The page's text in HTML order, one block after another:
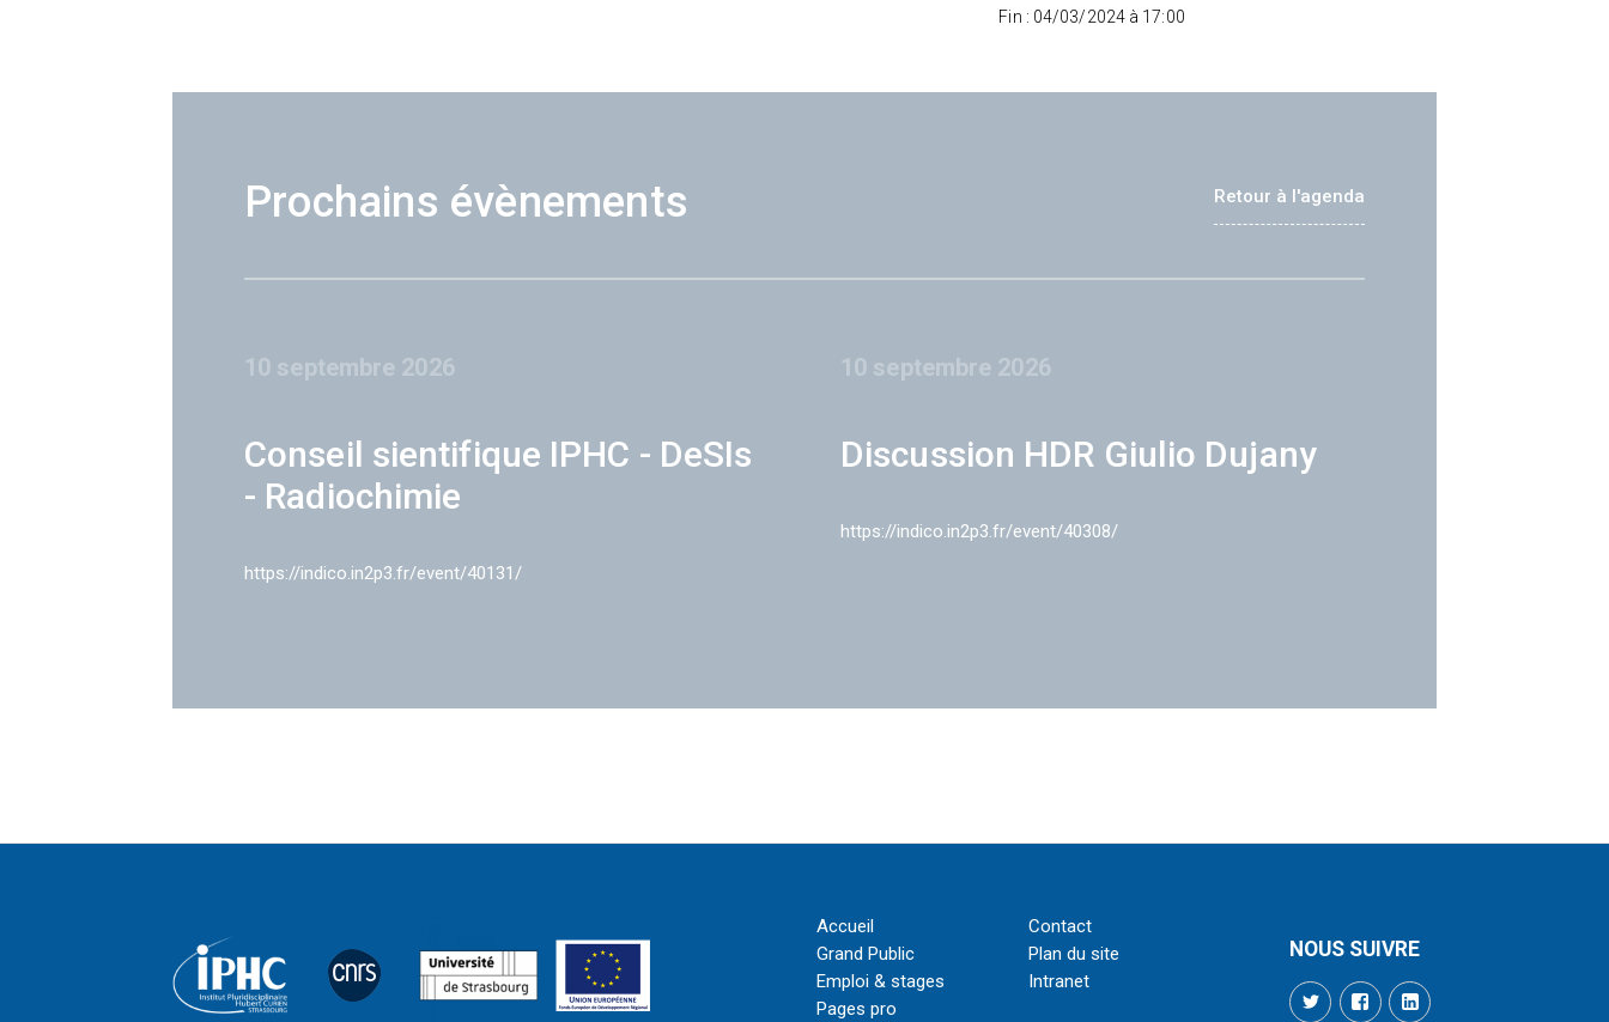
Fin : 04/03/2024 à 17:00
Prochains évènements Retour à l'agenda
10 septembre 2026
Conseil sientifique IPHC - DeSIs
- Radiochimie
https://indico.in2p3.fr/event/40131/
10 septembre 2026
Discussion HDR Giulio Dujany
https://indico.in2p3.fr/event/40308/
Accueil
Grand Public
Emploi & stages
Pages pro
Contact
Plan du site
Intranet
NOUS SUIVRE
TwitterFacebookLinkedIn